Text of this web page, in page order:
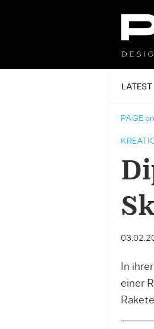
LATEST
PAGE
In
einer